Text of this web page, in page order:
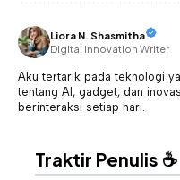
Liora N. Shasmitha
Digital Innovation Writer
Aku tertarik pada teknologi
tentang AI, gadget, dan
berinteraksi setiap hari.
Traktir Penulis ☕